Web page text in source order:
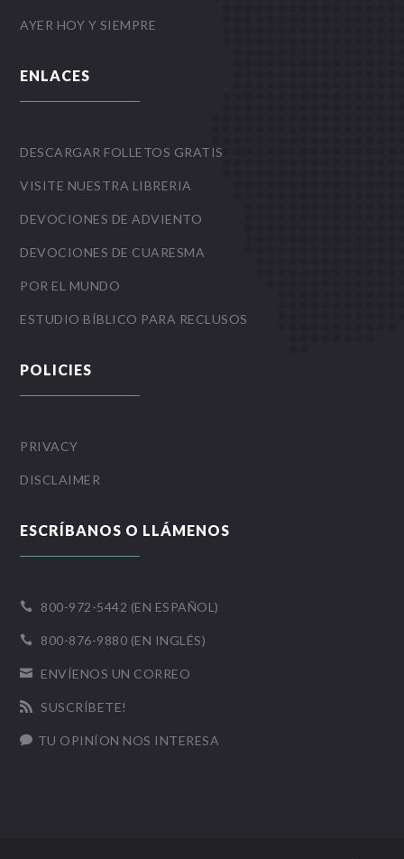
AYER HOY Y SIEMPRE
ENLACES
DESCARGAR FOLLETOS GRATIS
VISITE NUESTRA LIBRERIA
DEVOCIONES DE ADVIENTO
DEVOCIONES DE CUARESMA
POR EL MUNDO
ESTUDIO BÍBLICO PARA RECLUSOS
POLICIES
PRIVACY
DISCLAIMER
ESCRÍBANOS O LLÁMENOS
 800-972-5442 (EN ESPAÑOL)
 800-876-9880 (EN INGLÉS)
 ENVÍENOS UN CORREO
 SUSCRÍBETE!
 TU OPINÍON NOS INTERESA